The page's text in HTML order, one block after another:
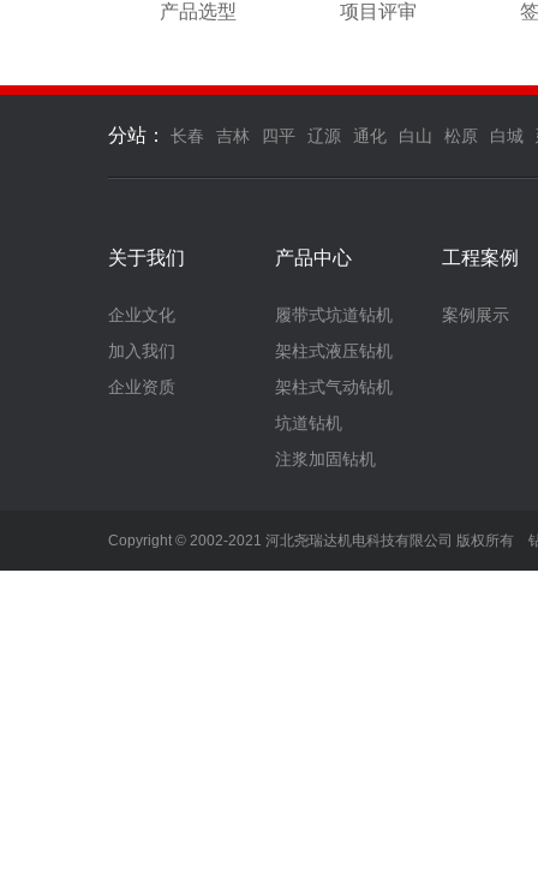
产品选型 项目评审
分站： 长春 吉林 四平 辽源 通化 白山 松原 白城
关于我们
企业文化
加入我们
企业资质
产品中心
履带式坑道钻机
架柱式液压钻机
架柱式气动钻机
坑道钻机
注浆加固钻机
工程案例
案例展示
Copyright © 2002-2021 河北尧瑞达机电科技有限公司 版权所有